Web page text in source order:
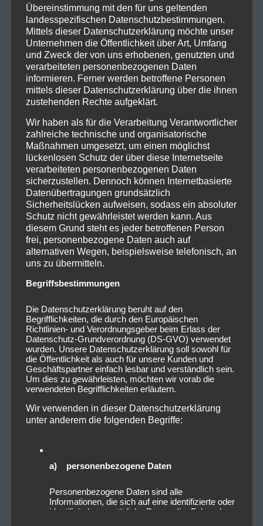
2015er Album „Leichtes Gepäck“ gelingt Silbermond
dann eine gefühlvolle 180 Grad Wendung. Die
akustische Instrumentalisierung und die minimale
Beleuchtung setzen einen starken Kontrast zu den
vorrangehenden elektrischen Gitarren und der
fulminanten Lightshow. Dies alles trägt dazu bei, dass
das Lied sehr intim und emotional auf das Publikum
wirkt und auch die ein oder andere Träne aus
glücklichen Augen löst.
Auch andere Klassiker wie „Das Beste“ füllten den
Rest des über zweistündigen Konzertes aus und
ließen die fränkischen Fans begeistert mitsingen und
tanzen.
Mit dem neuen Album „Schritte“ und der zugehörigen
in den Herzen ihrer Fans und auf dem Gipfel der
deutschen Charts zu hinterlassen. Auch ein Sturmtief
Übereinstimmung mit den für uns geltenden
landesspezifischen Datenschutzbestimmungen.
Mittels dieser Datenschutzerklärung möchte unser
Unternehmen die Öffentlichkeit über Art, Umfang
und Zweck der von uns erhobenen, genutzten und
verarbeiteten personenbezogenen Daten
informieren. Ferner werden betroffene Personen
mittels dieser Datenschutzerklärung über die ihnen
zustehenden Rechte aufgeklärt.
Wir haben als für die Verarbeitung Verantwortlicher
zahlreiche technische und organisatorische
Maßnahmen umgesetzt, um einen möglichst
lückenlosen Schutz der über diese Internetseite
verarbeiteten personenbezogenen Daten
sicherzustellen. Dennoch können Internetbasierte
Datenübertragungen grundsätzlich
Sicherheitslücken aufweisen, sodass ein absoluter
Schutz nicht gewährleistet werden kann. Aus
diesem Grund steht es jeder betroffenen Person
frei, personenbezogene Daten auch auf
alternativen Wegen, beispielsweise telefonisch, an
uns zu übermitteln.
Begriffsbestimmungen
Die Datenschutzerklärung beruht auf den
Begrifflichkeiten, die durch den Europäischen
Richtlinien- und Verordnungsgeber beim Erlass der
Datenschutz-Grundverordnung (DS-GVO) verwendet
wurden. Unsere Datenschutzerklärung soll sowohl für
die Öffentlichkeit als auch für unsere Kunden und
Geschäftspartner einfach lesbar und verständlich sein.
Um dies zu gewährleisten, möchten wir vorab die
verwendeten Begrifflichkeiten erläutern.
Wir verwenden in dieser Datenschutzerklärung
unter anderem die folgenden Begriffe:
a) personenbezogene Daten
Personenbezogene Daten sind alle
Informationen, die sich auf eine identifizierte oder
identifizierbare natürliche Person (im Folgenden